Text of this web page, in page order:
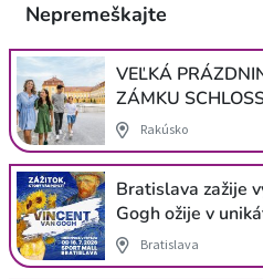
Nepremeškajte
VEĽKÁ
ZÁMKU
Rakúsko
Bratislava zažije
Gogh ožije v
Bratislava